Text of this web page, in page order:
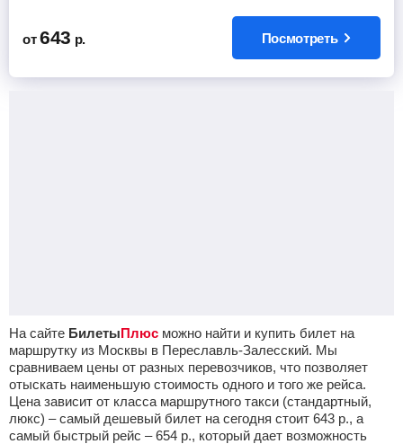
от 643 р. Посмотреть
На сайте БилетыПлюс можно найти и купить билет на
маршрутку из Москвы в Переславль-Залесский. Мы
сравниваем цены от разных перевозчиков, что позволяет
отыскать наименьшую стоимость одного и того же рейса.
Цена зависит от класса маршрутного такси (стандартный,
люкс) – самый дешевый билет на сегодня стоит 643 р., а
самый быстрый рейс –654 р., который дает возможность